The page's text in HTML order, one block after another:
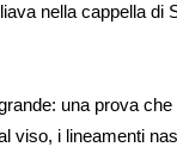
nella cappella
una prova
i lineamenti